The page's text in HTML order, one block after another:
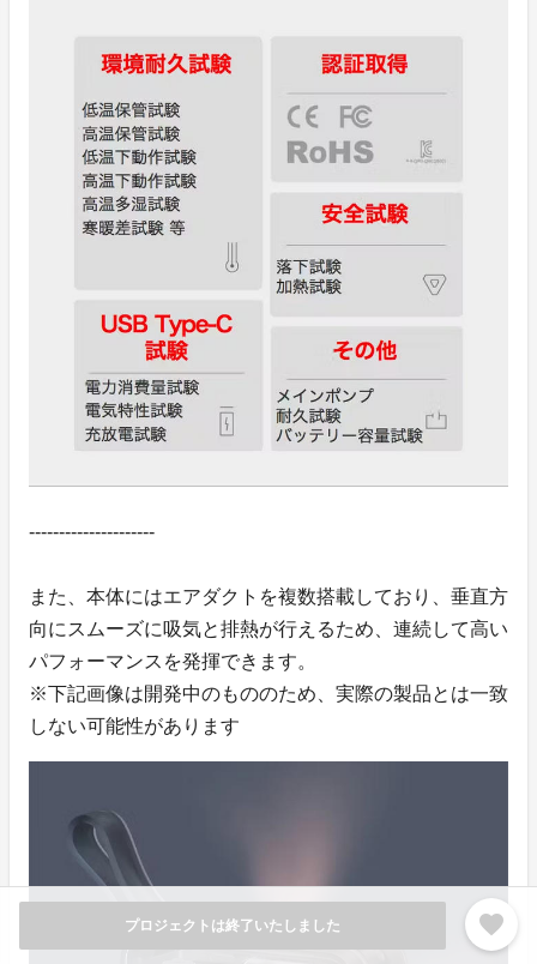
プロジェクトは終了いたしました favorite
---------------------
また、本体にはエアダクトを複数搭載しており、垂直方
向にスムーズに吸気と排熱が行えるため、連続して高い
パフォーマンスを発揮できます。
※下記画像は開発中のもののため、実際の製品とは一致
しない可能性があります